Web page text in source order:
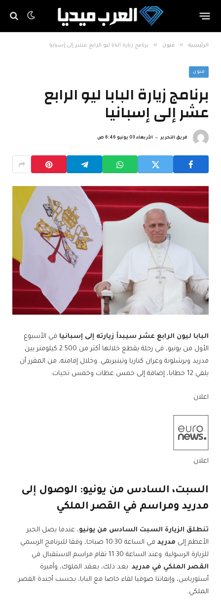
الرئيسية » فنون » برنامج زيارة البابا ليو الرابع عشر إلى إسبانيا
فنون
برنامج زيارة البابا ليو الرابع
عشر إلى إسبانيا
فريق التحرير الأربعاء 03 يونيو 6:46 ص
البابا ليون الرابع عشر سيبدأ زيارته إلى إسبانيا في الأسبوع
الأول من يونيو، في رحلة يقطع خلالها أكثر من 2.500 كيلومتر بين
مدريد وبرشلونة وغران كناريا وتينيريفي. وخلال إقامته، من المقرر أن
يلقي 12 خطابا، إضافة إلى خمس عظات وخمس تحيات.
اعلان
اعلان
السبت، السادس من يونيو: الوصول إلى
مدريد ومراسم في القصر الملكي
تنطلق الزيارة السبت السادس من يونيو، عندما يصل الحبر
الأعظم إلى مدريد
في الساعة 10:30 صباحا، وفقا للبرنامج الرسمي
للزيارة الرسولية. وعند الساعة 11:30 تقام مراسم الاستقبال في
القصر الملكي في مدريد. بعد ذلك، يعقد الملوك، وأميرة
أستورياس، وإنفانتا صوفيا لقاء خاصا مع البابا، بحسب أجندة القصر
الملكي.